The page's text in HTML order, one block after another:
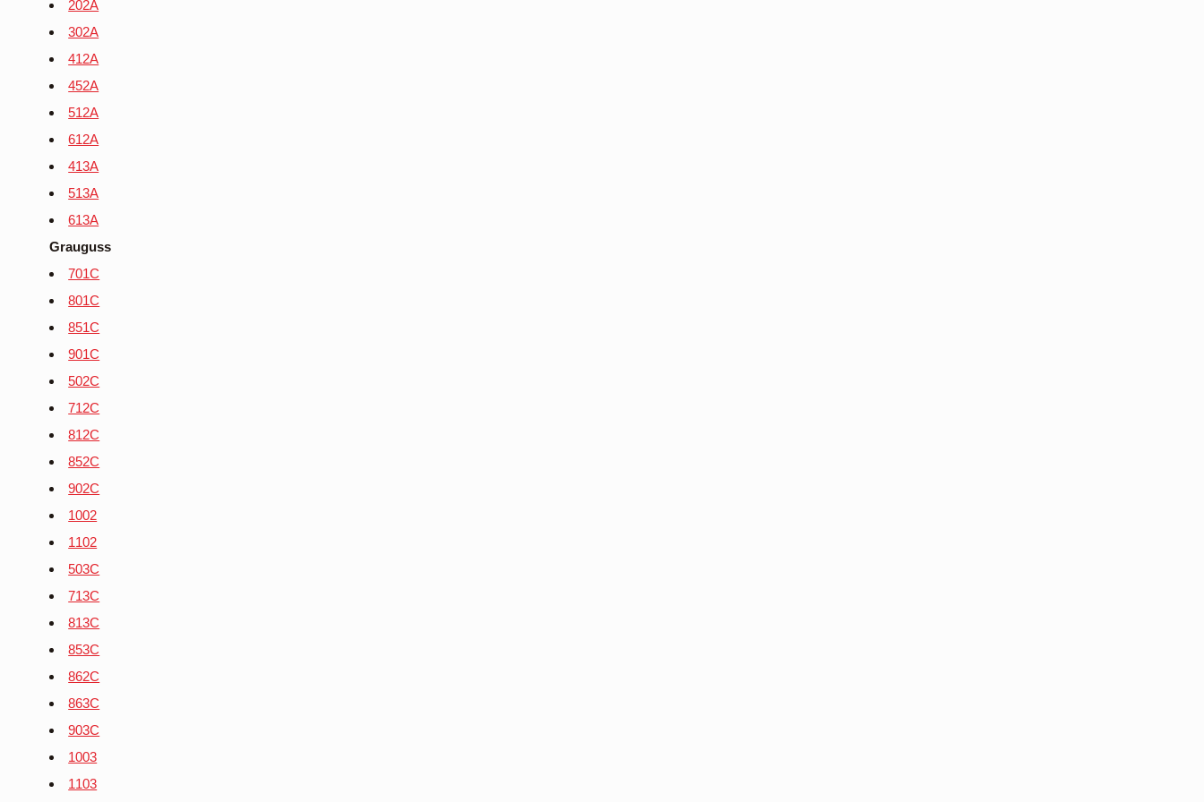
202A
302A
412A
452A
512A
612A
413A
513A
613A
Grauguss
701C
801C
851C
901C
502C
712C
812C
852C
902C
1002
1102
503C
713C
813C
853C
862C
863C
903C
1003
1103